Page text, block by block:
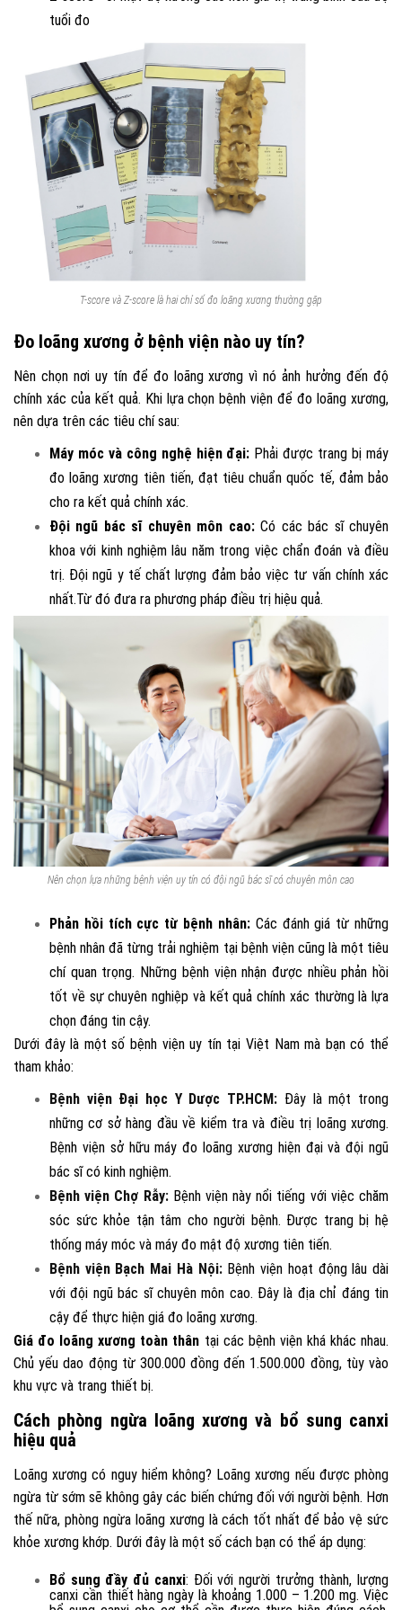
tuổi đo
T-score và Z-score là hai chỉ số đo loãng xương thường gặp
Đo loãng xương ở bệnh viện nào uy tín?
Nên chọn nơi uy tín để đo loãng xương vì nó ảnh hưởng đến độ
chính xác của kết quả. Khi lựa chọn bệnh viện để đo loãng xương,
nên dựa trên các tiêu chí sau:
Máy móc và công nghệ hiện đại: Phải được trang bị máy
đo loãng xương tiên tiến, đạt tiêu chuẩn quốc tế, đảm bảo
cho ra kết quả chính xác.
Đội ngũ bác sĩ chuyên môn cao:Có các bác sĩ chuyên
khoa với kinh nghiệm lâu năm trong việc chẩn đoán và điều
trị. Đội ngũ y tế chất lượng đảm bảo việc tư vấn chính xác
nhất.Từ đó đưa ra phương pháp điều trị hiệu quả.
Nên chọn lựa những bệnh viện uy tín có đội ngũ bác sĩ có chuyên môn cao
Phản hồi tích cực từ bệnh nhân: Các đánh giá từ những
bệnh nhân đã từng trải nghiệm tại bệnh viện cũng là một tiêu
chí quan trọng. Những bệnh viện nhận được nhiều phản hồi
tốt về sự chuyên nghiệp và kết quả chính xác thường là lựa
chọn đáng tin cậy.
Dưới đây là một số bệnh viện uy tín tại Việt Nam mà bạn có thể
tham khảo:
Bệnh viện Đại học Y Dược TP.HCM: Đây là một trong
những cơ sở hàng đầu về kiểm tra và điều trị loãng xương.
Bệnh viện sở hữu máy đo loãng xương hiện đại và đội ngũ
bác sĩ có kinh nghiệm.
Bệnh viện Chợ Rẫy:Bệnh viện này nổi tiếng với việc chăm
sóc sức khỏe tận tâm cho người bệnh. Được trang bị hệ
thống máy móc và máy đo mật độ xương tiên tiến.
Bệnh viện Bạch Mai Hà Nội:Bệnh viện hoạt động lâu dài
với đội ngũ bác sĩ chuyên môn cao. Đây là địa chỉ đáng tin
cậy để thực hiện giá đo loãng xương.
Giá đo loãng xương toàn thân tại các bệnh viện khá khác nhau.
Chủ yếu dao động từ 300.000 đồng đến 1.500.000 đồng, tùy vào
khu vực và trang thiết bị.
Cách phòng ngừa loãng xương và bổ sung canxi
hiệu quả
Loãng xương có nguy hiểm không? Loãng xương nếu được phòng
ngừa từ sớm sẽ không gây các biến chứng đối với người bệnh. Hơn
thế nữa, phòng ngừa loãng xương là cách tốt nhất để bảo vệ sức
khỏe xương khớp. Dưới đây là một số cách bạn có thể áp dụng:
Bổ sung đầy đủ canxi: Đối với người trưởng thành, lượng
canxi cần thiết hàng ngày là khoảng 1.000 – 1.200 mg. Việc